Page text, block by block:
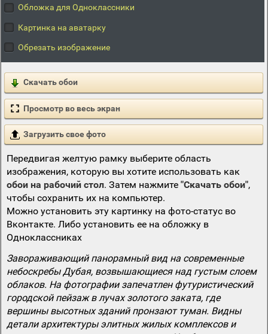
Обложка для Одноклассники
Картинка на аватарку
Обрезать изображение
Скачать обои
Просмотр во весь экран
Загрузить свое фото
Передвигая желтую рамку выберите область
изображения, которую вы хотите использовать как
обои на рабочий стол. Затем нажмите "Скачать обои",
чтобы сохранить их на компьютер.
Можно установить эту картинку на фото-статус во
Вконтакте. Либо установить ее на обложку в
Одноклассниках
Завораживающий панорамный вид на современные
небоскребы Дубая, возвышающиеся над густым слоем
облаков. На фотографии запечатлен футуристический
городской пейзаж в лучах золотого заката, где
вершины высотных зданий пронзают туман. Видны
детали архитектуры элитных жилых комплексов и